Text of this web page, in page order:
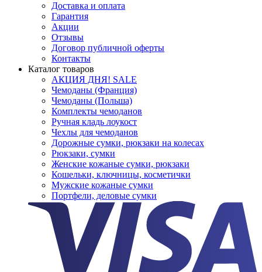
Доставка и оплата
Гарантия
Акции
Отзывы
Договор публичной оферты
Контакты
Каталог товаров
АКЦИЯ ДНЯ! SALE
Чемоданы (Франция)
Чемоданы (Польша)
Комплекты чемоданов
Ручная кладь лоукост
Чехлы для чемоданов
Дорожные сумки, рюкзаки на колесах
Рюкзаки, сумки
Женские кожаные сумки, рюкзаки
Кошельки, ключницы, косметички
Мужские кожаные сумки
Портфели, деловые сумки